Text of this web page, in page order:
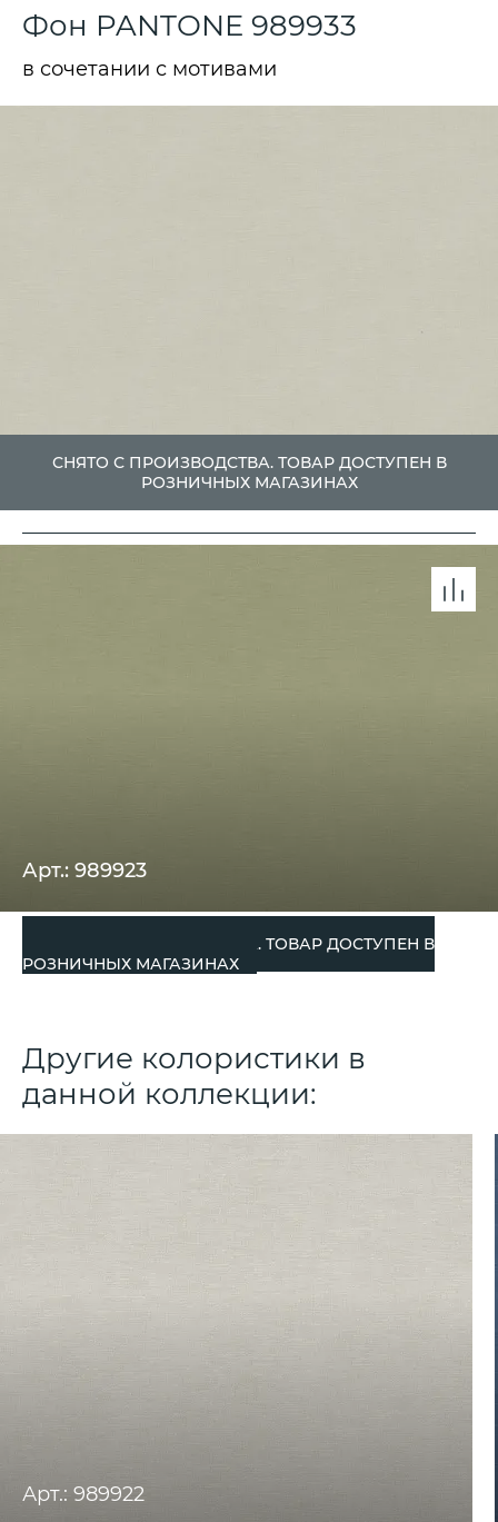
Фон PANTONE 989933
в сочетании с мотивами
СНЯТО С ПРОИЗВОДСТВА. ТОВАР ДОСТУПЕН В
РОЗНИЧНЫХ МАГАЗИНАХ
Арт.: 989923
СНЯТО С ПРОИЗВОДСТВА. ТОВАР ДОСТУПЕН В
РОЗНИЧНЫХ МАГАЗИНАХ
Другие колористики в
данной коллекции:
Арт.: 989922